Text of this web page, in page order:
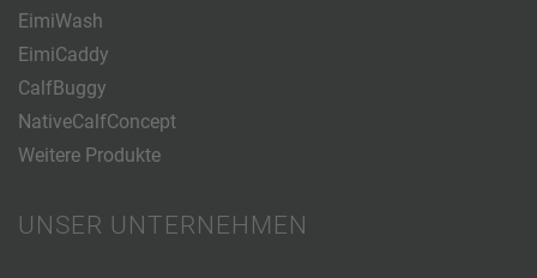
EimiWash
EimiCaddy
CalfBuggy
NativeCalfConcept
Weitere Produkte
UNSER UNTERNEHMEN